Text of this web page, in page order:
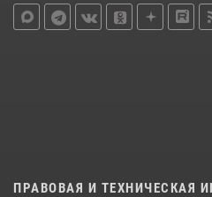
ПРАВОВАЯ И ТЕХНИЧЕСКАЯ